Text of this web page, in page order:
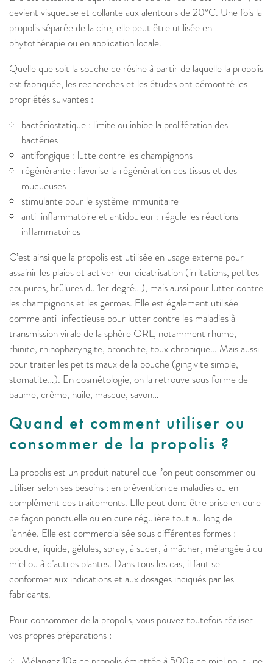
devient visqueuse et collante aux alentours de 20°C. Une fois la
propolis séparée de la cire, elle peut être utilisée en
phytothérapie ou en application locale.
Quelle que soit la souche de résine à partir de laquelle la propolis
est fabriquée, les recherches et les études ont démontré les
propriétés suivantes :
bactériostatique : limite ou inhibe la prolifération des
bactéries
antifongique : lutte contre les champignons
régénérante : favorise la régénération des tissus et des
muqueuses
stimulante pour le système immunitaire
anti-inflammatoire et antidouleur : régule les réactions
inflammatoires
C’est ainsi que la propolis est utilisée en usage externe pour
assainir les plaies et activer leur cicatrisation (irritations, petites
coupures, brûlures du 1er degré…), mais aussi pour lutter contre
les champignons et les germes. Elle est également utilisée
comme anti-infectieuse pour lutter contre les maladies à
transmission virale de la sphère ORL, notamment rhume,
rhinite, rhinopharyngite, bronchite, toux chronique… Mais aussi
pour traiter les petits maux de la bouche (gingivite simple,
stomatite…). En cosmétologie, on la retrouve sous forme de
baume, crème, huile, masque, savon…
Quand et comment utiliser ou
consommer de la propolis ?
La propolis est un produit naturel que l’on peut consommer ou
utiliser selon ses besoins : en prévention de maladies ou en
complément des traitements. Elle peut donc être prise en cure
de façon ponctuelle ou en cure régulière tout au long de
l’année. Elle est commercialisée sous différentes formes :
poudre, liquide, gélules, spray, à sucer, à mâcher, mélangée à du
miel ou à d’autres plantes. Dans tous les cas, il faut se
conformer aux indications et aux dosages indiqués par les
fabricants.
Pour consommer de la propolis, vous pouvez toutefois réaliser
vos propres préparations :